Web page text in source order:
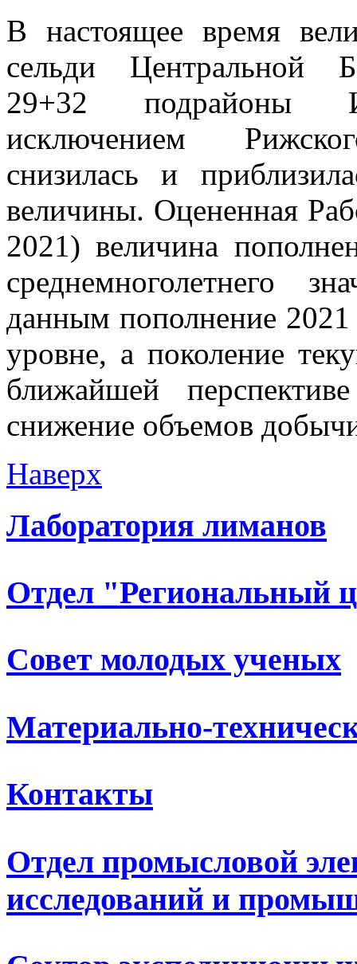
В настоящее время
сельди Центральной
29+32 подрайоны
исключением
снизилась и
величины. Оцененная
2021) величина
среднемноголетнего
данным пополнение 2021
уровне, а поколение
ближайшей
снижение объемов
Наверх
Лаборатория лиманов
Отдел "Региональный
Совет молодых ученых
Материально-
Контакты
Отдел промысловой
исследований и